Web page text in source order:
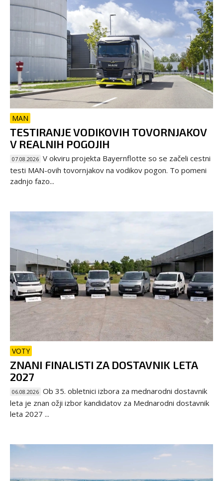
MAN
TESTIRANJE VODIKOVIH TOVORNJAKOV
V REALNIH POGOJIH
07.08.2026 V okviru projekta Bayernflotte so se začeli cestni
testi MAN-ovih tovornjakov na vodikov pogon. To pomeni
zadnjo fazo...
VOTY
ZNANI FINALISTI ZA DOSTAVNIK LETA
2027
06.08.2026 Ob 35. obletnici izbora za mednarodni dostavnik
leta je znan ožji izbor kandidatov za Mednarodni dostavnik
leta 2027 ...